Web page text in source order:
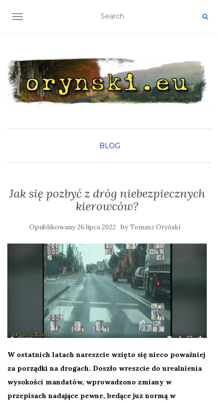
TOGGLE NAVIGATION
BLOG
Jak się pozbyć z dróg niebezpiecznych
kierowców?
Opublikowany26 lipca 2022 byTomasz Oryński
W ostatnich latach nareszcie wzięto się nieco poważniej
za porządki na drogach. Doszło wreszcie do urealnienia
wysokości mandatów, wprowadzono zmiany w
przepisach nadające pewne, bedące juz normą w